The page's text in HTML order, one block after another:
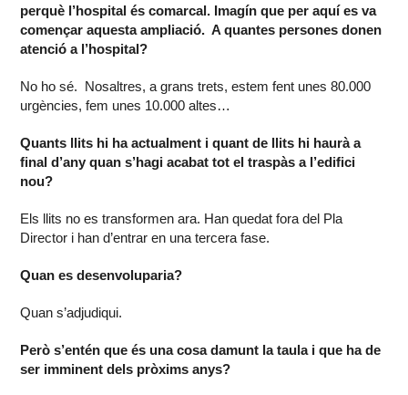
perquè l’hospital és comarcal. Imagín que per aquí es va
començar aquesta ampliació. A quantes persones donen
atenció a l’hospital?
No ho sé. Nosaltres, a grans trets, estem fent unes 80.000
urgències, fem unes 10.000 altes…
Quants llits hi ha actualment i quant de llits hi haurà a
final d’any quan s’hagi acabat tot el traspàs a l’edifici
nou?
Els llits no es transformen ara. Han quedat fora del Pla
Director i han d’entrar en una tercera fase.
Quan es desenvoluparia?
Quan s’adjudiqui.
Però s’entén que és una cosa damunt la taula i que ha de
ser imminent dels pròxims anys?